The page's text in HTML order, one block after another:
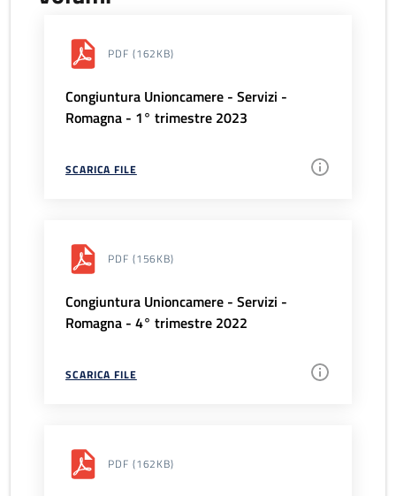
PDF (162KB)
Congiuntura Unioncamere - Servizi -
Romagna - 1° trimestre 2023
SCARICA FILE
PDF (156KB)
Congiuntura Unioncamere - Servizi -
Romagna - 4° trimestre 2022
SCARICA FILE
PDF (162KB)